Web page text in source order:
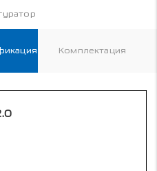
Комплектация